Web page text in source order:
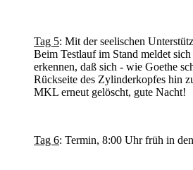
Tag 5: Mit der seelischen
Beim Testlauf im Stand meldet
erkennen, daß sich - wie Goethe
Rückseite des Zylinderkopfes hin
MKL erneut gelöscht, gute Nacht!
Tag 6: Termin, 8:00 Uhr früh in